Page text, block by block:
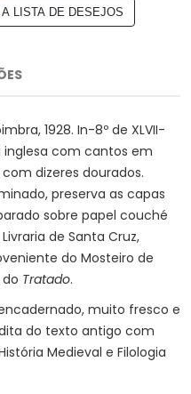
LISTA DE DESEJOS
1928. In-8º de XLVII-
inglesa com cantos em
dizeres dourados.
preserva as capas
sobre papel couché
de Santa Cruz,
do Mosteiro de
Tratado.
muito fresco e
do texto antigo com
Medieval e Filologia